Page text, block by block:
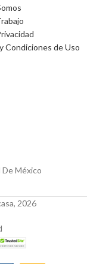
Condiciones de Uso
De México
2026